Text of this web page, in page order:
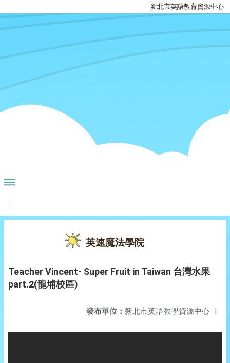
新北市英語教育資源中心
:::
英速魔法學院
Teacher Vincent- Super Fruit in Taiwan 台灣水果
part.2(龍埔校區)
發布單位： 新北市英語教學資源中心 |